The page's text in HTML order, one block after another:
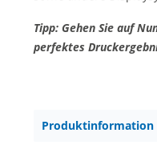
Tipp: Gehen Sie auf
perfektes
Produktinformation